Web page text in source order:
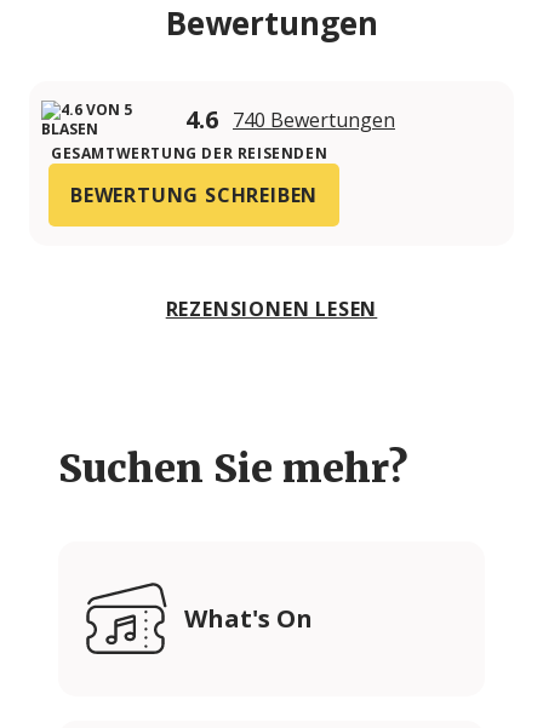
Bewertungen
4.6 740 Bewertungen
GESAMTWERTUNG DER REISENDEN
BEWERTUNG SCHREIBEN
REZENSIONEN LESEN
Suchen Sie mehr?
What's On